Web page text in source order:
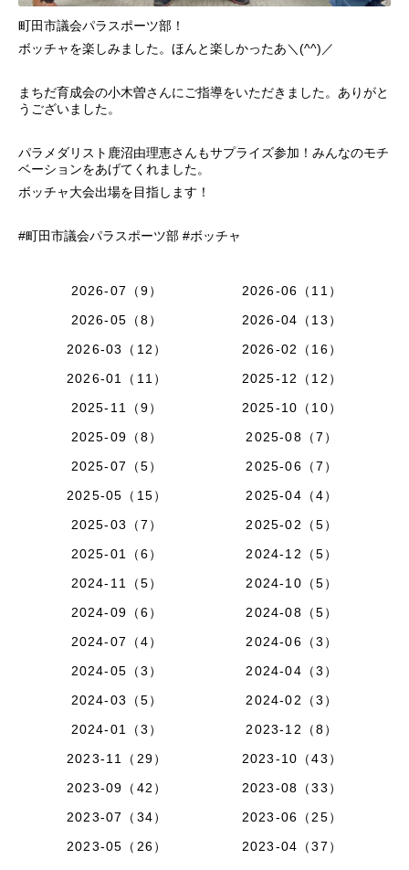
町田市議会パラスポーツ部！
ボッチャを楽しみました。ほんと楽しかったあ＼(^^)／
まちだ育成会の小木曽さんにご指導をいただきました。ありがと
うございました。
パラメダリスト鹿沼由理恵さんもサプライズ参加！みんなのモチ
ベーションをあげてくれました。
ボッチャ大会出場を目指します！
#町田市議会パラスポーツ部 #ボッチャ
2026-07（9）
2026-06（11）
2026-05（8）
2026-04（13）
2026-03（12）
2026-02（16）
2026-01（11）
2025-12（12）
2025-11（9）
2025-10（10）
2025-09（8）
2025-08（7）
2025-07（5）
2025-06（7）
2025-05（15）
2025-04（4）
2025-03（7）
2025-02（5）
2025-01（6）
2024-12（5）
2024-11（5）
2024-10（5）
2024-09（6）
2024-08（5）
2024-07（4）
2024-06（3）
2024-05（3）
2024-04（3）
2024-03（5）
2024-02（3）
2024-01（3）
2023-12（8）
2023-11（29）
2023-10（43）
2023-09（42）
2023-08（33）
2023-07（34）
2023-06（25）
2023-05（26）
2023-04（37）